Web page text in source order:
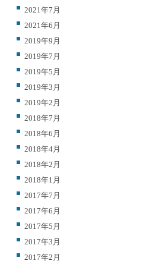
2021年7月
2021年6月
2019年9月
2019年7月
2019年5月
2019年3月
2019年2月
2018年7月
2018年6月
2018年4月
2018年2月
2018年1月
2017年7月
2017年6月
2017年5月
2017年3月
2017年2月